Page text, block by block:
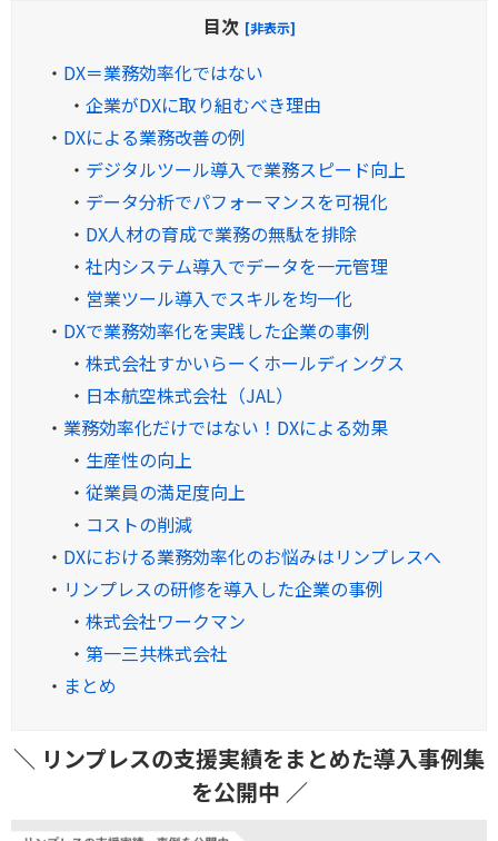
目次 [非表示]
・ DX＝業務効率化ではない
・ 企業がDXに取り組むべき理由
・ DXによる業務改善の例
・ デジタルツール導入で業務スピード向上
・ データ分析でパフォーマンスを可視化
・ DX人材の育成で業務の無駄を排除
・ 社内システム導入でデータを一元管理
・ 営業ツール導入でスキルを均一化
・ DXで業務効率化を実践した企業の事例
・ 株式会社すかいらーくホールディングス
・ 日本航空株式会社（JAL）
・ 業務効率化だけではない！DXによる効果
・ 生産性の向上
・ 従業員の満足度向上
・ コストの削減
・ DXにおける業務効率化のお悩みはリンプレスへ
・ リンプレスの研修を導入した企業の事例
・ 株式会社ワークマン
・ 第一三共株式会社
・ まとめ
＼ リンプレスの支援実績をまとめた導入事例集
を公開中 ／